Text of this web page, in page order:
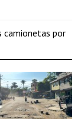
camionetas por